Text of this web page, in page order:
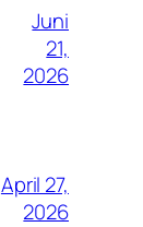
Juni
21,
2026
April 27,
2026